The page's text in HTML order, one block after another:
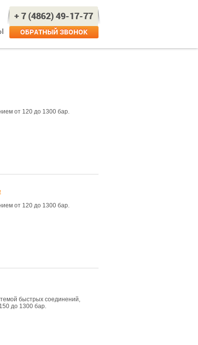
+ 7 (4862) 49-17-77
ОБРАТНЫЙ ЗВОНОК
от 120 до 1300 бар.
от 120 до 1300 бар.
быстрых соединений,
до 1300 бар.